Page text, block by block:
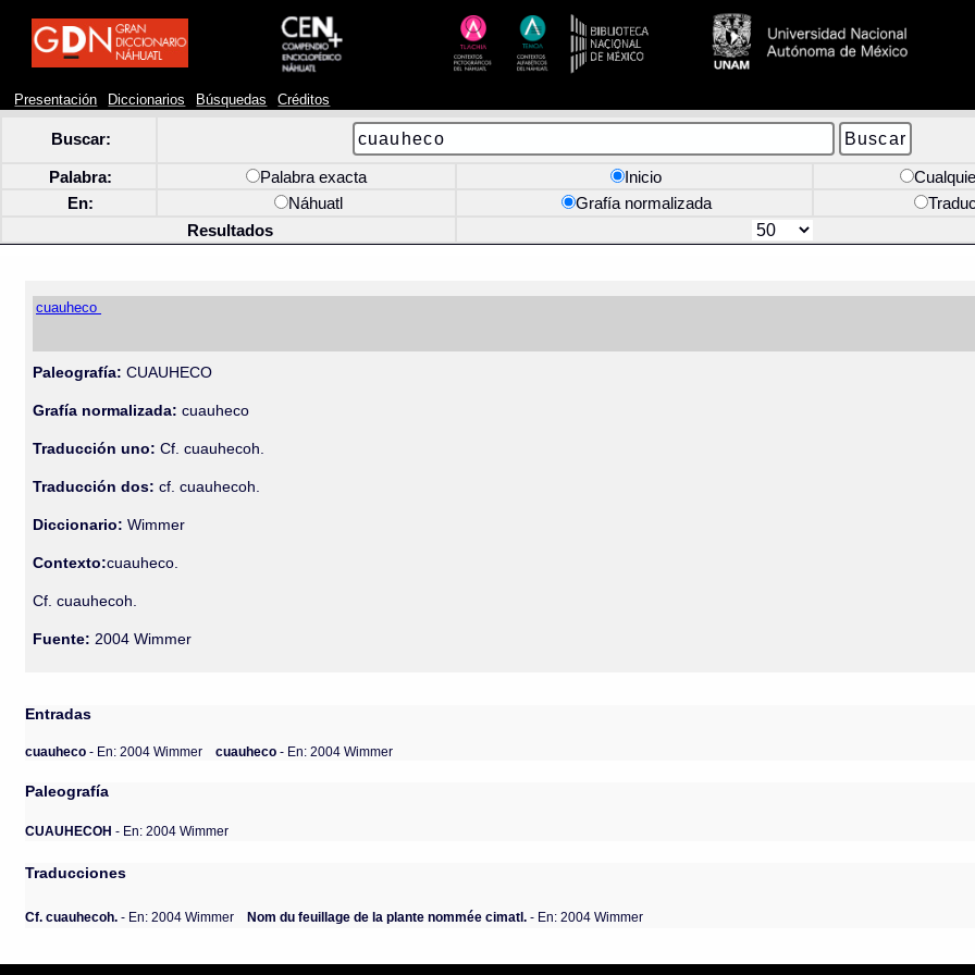
Presentación Diccionarios Búsquedas Créditos
Buscar:
Palabra: Palabra exacta Inicio
En:
Náhuatl Grafía normalizada
Resultados
cuauheco
Paleografía: CUAUHECO
Grafía normalizada: cuauheco
Traducción uno: Cf. cuauhecoh.
Traducción dos: cf. cuauhecoh.
Diccionario:Wimmer
Contexto:cuauheco.
Cf. cuauhecoh.
Fuente: 2004 Wimmer
Entradas
cuauheco- En: 2004 Wimmer cuauheco- En: 2004 Wimmer
Paleografía
CUAUHECOH - En: 2004 Wimmer
Traducciones
Cf. cuauhecoh. - En: 2004 Wimmer Nom du feuillage de la plante nommée cimatl. - En: 2004 Wimmer